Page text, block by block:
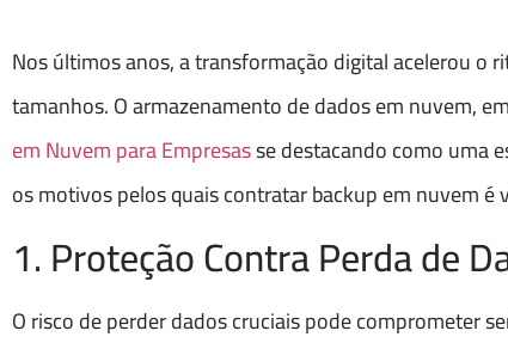
Nos últimos anos, a transformação digital acelerou o
tamanhos. O armazenamento de dados em nuvem,
em Nuvem para Empresasse destacando como uma
os motivos pelos quais contratar backup em nuvem é
1. Proteção Contra Perda de
O risco de perder dados cruciais pode comprometer